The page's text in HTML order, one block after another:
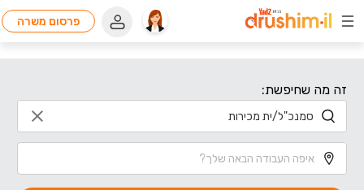
פרסום משרה
זה מה שחיפשת: